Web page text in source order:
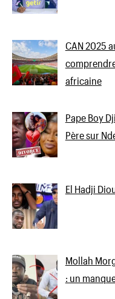
CAN 2025
africaine
Pape Boy
Père sur
El Hadji
Mollah
: un